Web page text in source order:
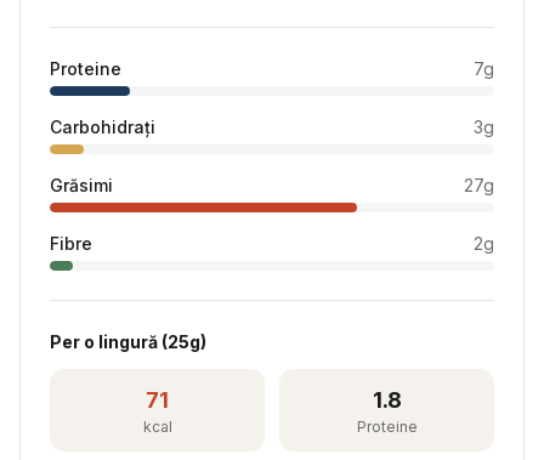
Proteine 7g
Carbohidrați 3g
Grăsimi 27g
Fibre 2g
Per o lingură (25g)
71
kcal
1.8
Proteine